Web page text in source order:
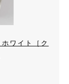
ワイト［ク